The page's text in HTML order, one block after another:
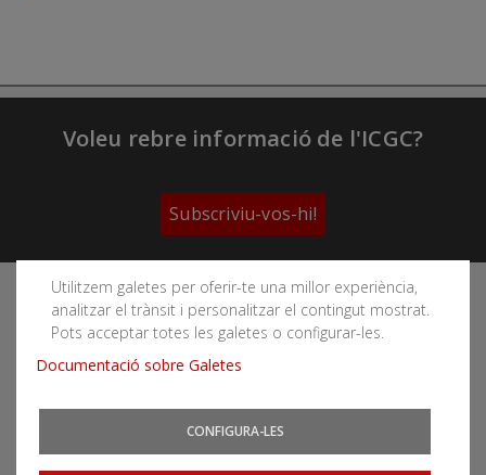
Utilitzem galetes per oferir-te una millor experiència,
analitzar el trànsit i personalitzar el contingut mostrat.
Pots acceptar totes les galetes o configurar-les.
Documentació sobre Galetes
CONFIGURA-LES
Voleu rebre informació de l'ICGC?
Subscriviu-vos-hi!
Segueix les xarxes socials de l'Institut Cartogràfic i
Geològic de Catalunya
Podeu subscriure-us als fils RSS